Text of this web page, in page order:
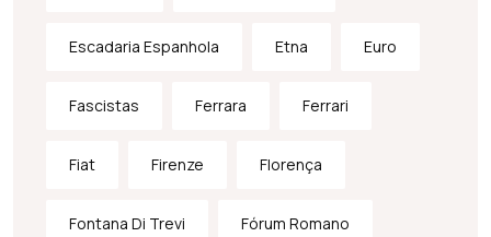
Escadaria Espanhola Etna Euro
Fascistas Ferrara Ferrari
Fiat Firenze Florença
Fontana Di Trevi Fórum Romano